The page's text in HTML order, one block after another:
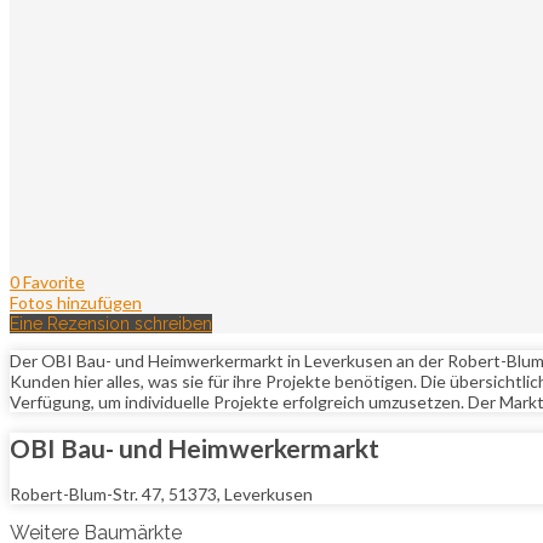
0 Favorite
Fotos hinzufügen
Eine Rezension schreiben
Der OBI Bau- und Heimwerkermarkt in Leverkusen an der Robert-
Kunden hier alles, was sie für ihre Projekte benötigen. Die
Verfügung, um individuelle Projekte erfolgreich umzusetzen. Der
OBI Bau- und Heimwerkermarkt
Robert-Blum-Str. 47, 51373, Leverkusen
Weitere Baumärkte